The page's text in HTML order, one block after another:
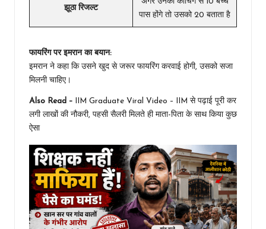
झूठा रिजल्ट
पास होंगे तो उसको 20 बताता है
फायरिंग पर इमरान का बयान:
इमरान ने कहा कि उसने खुद से जरूर फायरिंग करवाई होगी, उसको सजा
मिलनी चाहिए।
Also Read –
IIM Graduate Viral Video – IIM से पढ़ाई पूरी कर
लगी लाखों की नौकरी, पहसी सैलरी मिलते ही माता-पिता के साथ किया कुछ
ऐसा